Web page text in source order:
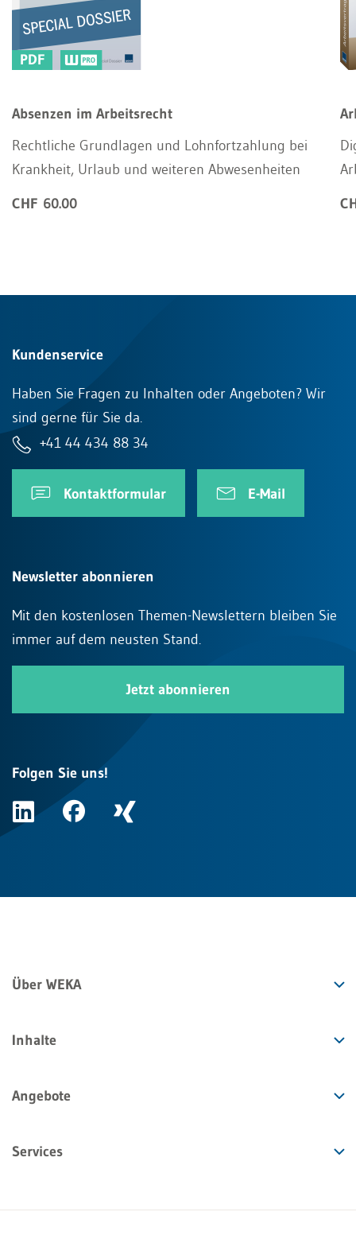
PDF
Absenzen im Arbeitsrecht
Rechtliche Grundlagen und Lohnfortzahlung bei
Krankheit, Urlaub und weiteren Abwesenheiten
CHF 60.00
Kundenservice
Haben Sie Fragen zu Inhalten oder Angeboten? Wir
sind gerne für Sie da.
+41 44 434 88 34
Kontaktformular E-Mail
Newsletter abonnieren
Mit den kostenlosen Themen-Newslettern bleiben Sie
immer auf dem neusten Stand.
Jetzt abonnieren
Folgen Sie uns!
Über WEKA
Inhalte
Angebote
Services